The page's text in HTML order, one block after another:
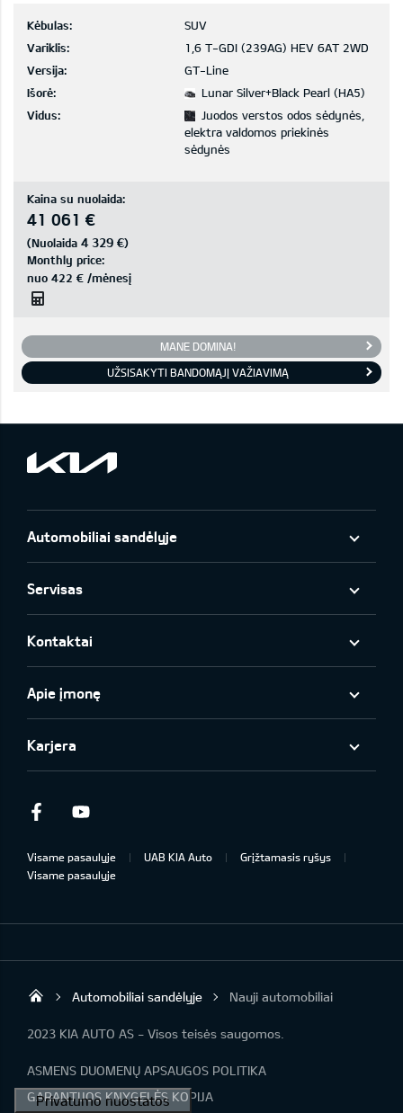
Kėbulas:
SUV
Variklis:
1,6 T-GDI (239AG) HEV 6AT 2WD
Versija:
GT-Line
Išorė:
Lunar Silver+Black Pearl (HA5)
Vidus:
Juodos verstos odos sėdynės,
elektra valdomos priekinės
sėdynės
Kaina su nuolaida:
41 061 €
(Nuolaida 4 329 €)
Monthly price:
nuo 422 € /mėnesį
MANE DOMINA!
UŽSISAKYTI BANDOMĄJĮ VAŽIAVIMĄ
Automobiliai sandėlyje
Servisas
Kontaktai
Apie įmonę
Karjera
Facebook
Visame pasaulyje UAB KIA Auto
Grįžtamasis ryšys
Visame pasaulyje
UAB „Kia Auto“
Automobiliai sandėlyje Nauji automobiliai
2023 KIA AUTO AS - Visos teisės saugomos.
ASMENS DUOMENŲ APSAUGOS POLITIKA
GARANTIJOS KNYGELĖS KOPIJA